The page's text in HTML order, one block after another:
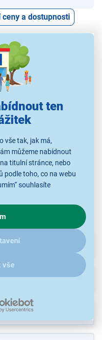
ten
vše tak, jak má,
můžeme nabídnout
titulní stránce, nebo
podle toho, co na webu
souhlasíte
reklam. Pokud vás
dalšími údaji pracujeme,
vše
ceny a dostupnosti
/
2BP
Energizer
BATULTRAALKLR8D42
79 Kč
Spotřební baterie